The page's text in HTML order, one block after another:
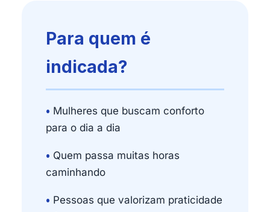
Para quem é
indicada?
• Mulheres que buscam conforto
para o dia a dia
• Quem passa muitas horas
caminhando
• Pessoas que valorizam praticidade